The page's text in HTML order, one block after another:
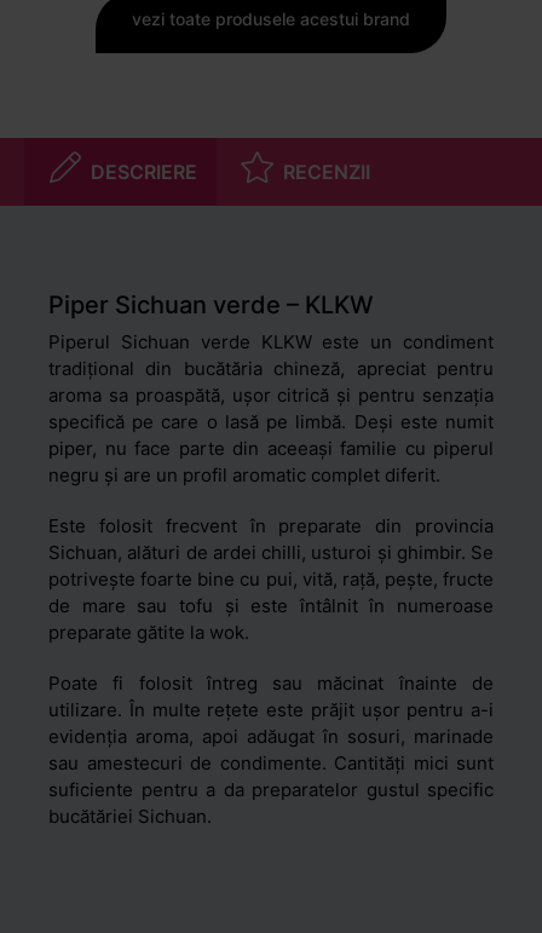
vezi toate produsele acestui brand
DESCRIERE RECENZII
Piper Sichuan verde – KLKW
Piperul Sichuan verde KLKW este un condiment
tradițional din bucătăria chineză, apreciat pentru
aroma sa proaspătă, ușor citrică și pentru senzația
specifică pe care o lasă pe limbă. Deși este numit
piper, nu face parte din aceeași familie cu piperul
negru și are un profil aromatic complet diferit.
Este folosit frecvent în preparate din provincia
Sichuan, alături de ardei chilli, usturoi și ghimbir. Se
potrivește foarte bine cu pui, vită, rață, pește, fructe
de mare sau tofu și este întâlnit în numeroase
preparate gătite la wok.
Poate fi folosit întreg sau măcinat înainte de
utilizare. În multe rețete este prăjit ușor pentru a-i
evidenția aroma, apoi adăugat în sosuri, marinade
sau amestecuri de condimente. Cantități mici sunt
suficiente pentru a da preparatelor gustul specific
bucătăriei Sichuan.